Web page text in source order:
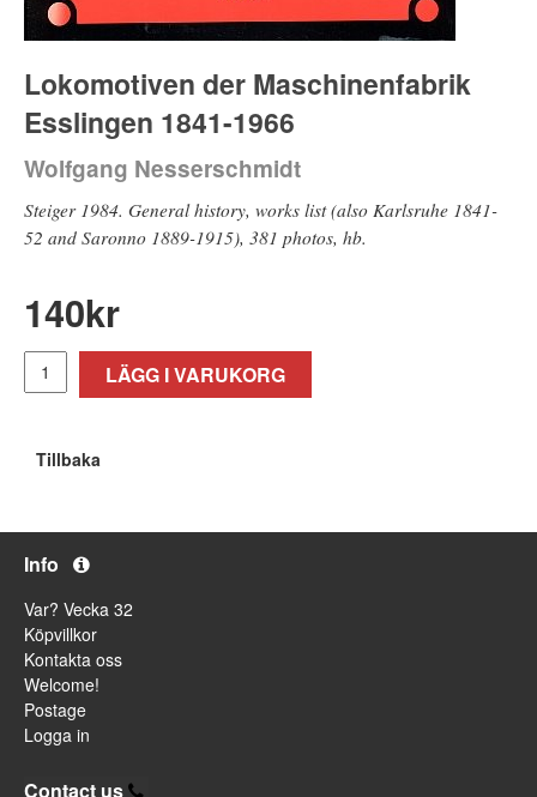
Lokomotiven der Maschinenfabrik
Esslingen 1841-1966
Wolfgang Nesserschmidt
Steiger 1984. General history, works list (also Karlsruhe 1841-
52 and Saronno 1889-1915), 381 photos, hb.
140kr
LÄGG I VARUKORG
Tillbaka
Info
Var? Vecka 32
Köpvillkor
Kontakta oss
Welcome!
Postage
Logga in
Contact us